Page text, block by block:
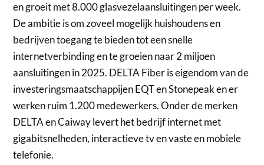
en groeit met 8.000 glasvezelaansluitingen per week.
De ambitie is om zoveel mogelijk huishoudens en
bedrijven toegang te bieden tot een snelle
internetverbinding en te groeien naar 2 miljoen
aansluitingen in 2025. DELTA Fiber is eigendom van de
investeringsmaatschappijen EQT en Stonepeak en er
werken ruim 1.200 medewerkers. Onder de merken
DELTA en Caiway levert het bedrijf internet met
gigabitsnelheden, interactieve tv en vaste en mobiele
telefonie.